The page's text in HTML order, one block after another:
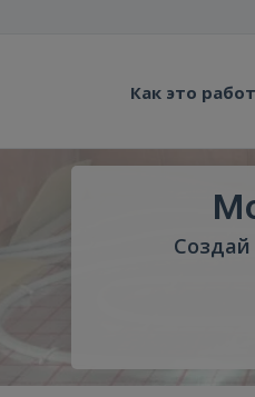
Как это
Создай